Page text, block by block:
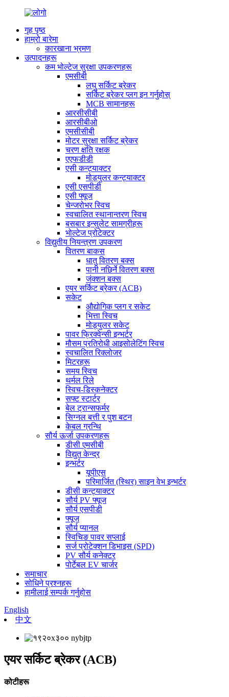
गृह पृष्ठ
हाम्रो बारेमा
कारखाना भ्रमण
उत्पादनहरू
कम भोल्टेज सुरक्षा उपकरणहरू
एमसीबी
लघु सर्किट ब्रेकर
सर्किट ब्रेकर प्लग इन गर्नुहोस्
MCB सामानहरू
आरसीसीबी
आरसीबीओ
एमसीसीबी
मोटर सुरक्षा सर्किट ब्रेकर
चरण क्षति रक्षक
एएफडीडी
एसी कन्ट्याक्टर
मोड्युलर कन्ट्याक्टर
एसी एसपीडी
एसी फ्यूज
चेन्जरोभर स्विच
स्वचालित स्थानान्तरण स्विच
बसबार इन्सुलेट सामग्रीहरू
भोल्टेज प्रोटेक्टर
विद्युतीय नियन्त्रण उपकरण
वितरण बाकस
धातु वितरण बक्स
पानी नछिर्ने वितरण बक्स
जंक्शन बक्स
एयर सर्किट ब्रेकर (ACB)
सकेट
औद्योगिक प्लग र सकेट
भित्ता स्विच
मोड्युलर सकेट
पावर फ्रिक्वेन्सी इन्भर्टर
मौसम प्रतिरोधी आइसोलेटिंग स्विच
स्वचालित रिक्लोजर
मिटरहरू
समय स्विच
थर्मल रिले
स्विच-डिस्कनेक्टर
सफ्ट स्टार्टर
बेल ट्रान्सफर्मर
सिग्नल बत्ती र पुश बटन
केबल ग्रन्थि
सौर्य ऊर्जा उपकरणहरू
डीसी एमसीबी
विद्युत केन्द्र
इन्भर्टर
यूपीएस
परिमार्जित (स्थिर) साइन वेभ इन्भर्टर
डीसी कन्ट्याक्टर
सौर्य PV फ्यूज
सौर्य एसपीडी
फ्यूज
सौर्य प्यानल
स्विचिङ पावर सप्लाई
सर्ज प्रोटेक्शन डिभाइस (SPD)
PV सौर्य कनेक्टर
पोर्टेबल EV चार्जर
समाचार
सोधिने प्रश्नहरू
हामीलाई सम्पर्क गर्नुहोस
English
中文
एयर सर्किट ब्रेकर (ACB)
कोटीहरू